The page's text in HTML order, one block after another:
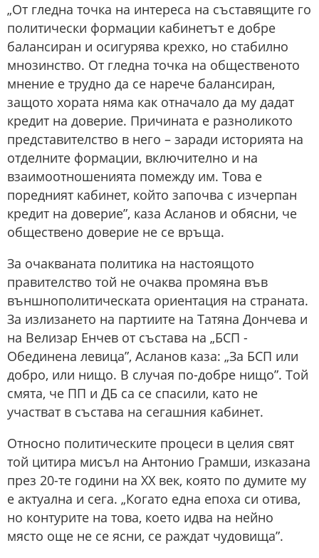
„От гледна точка на интереса на съставящите го
политически формации кабинетът е добре
балансиран и осигурява крехко, но стабилно
мнозинство. От гледна точка на общественото
мнение е трудно да се нарече балансиран,
защото хората няма как отначало да му дадат
кредит на доверие. Причината е разноликото
представителство в него – заради историята на
отделните формации, включително и на
взаимоотношенията помежду им. Това е
поредният кабинет, който започва с изчерпан
кредит на доверие”, каза Асланов и обясни, че
обществено доверие не се връща.
За очакваната политика на настоящото
правителство той не очаква промяна във
външнополитическата ориентация на страната.
За излизането на партиите на Татяна Дончева и
на Велизар Енчев от състава на „БСП -
Обединена левица”, Асланов каза: „За БСП или
добро, или нищо. В случая по-добре нищо”. Той
смята, че ПП и ДБ са се спасили, като не
участват в състава на сегашния кабинет.
Относно политическите процеси в целия свят
той цитира мисъл на Антонио Грамши, изказана
през 20-те години на ХХ век, която по думите му
е актуална и сега. „Когато една епоха си отива,
но контурите на това, което идва на нейно
място още не се ясни, се раждат чудовища”.